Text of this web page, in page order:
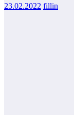
23.02.2022 fillin